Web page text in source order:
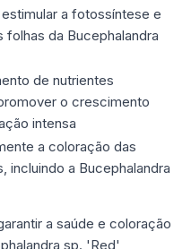
a fotossíntese e
folhas da Bucephalandra
de nutrientes
o crescimento
intensa
a coloração das
incluindo a Bucephalandra
a saúde e coloração
sp. 'Red'